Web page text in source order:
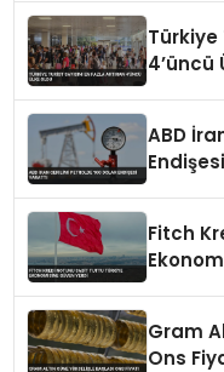
Türkiye
4’üncü
ABD
Fitch
Gram
Ons